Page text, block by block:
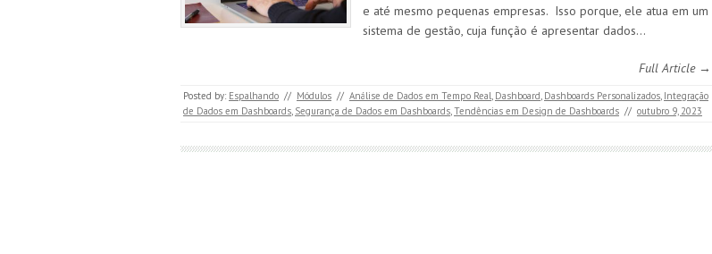
e até mesmo pequenas empresas. Isso porque, ele atua em um
sistema de gestão, cuja função é apresentar dados…
Full Article →
Posted by: Espalhando // Módulos // Análise de Dados em Tempo Real, Dashboard, Dashboards Personalizados, Integração
de Dados em Dashboards, Segurança de Dados em Dashboards,Tendências em Design de Dashboards // outubro 9, 2023